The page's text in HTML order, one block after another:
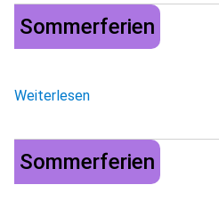
Sommerferien
Weiterlesen
Sommerferien